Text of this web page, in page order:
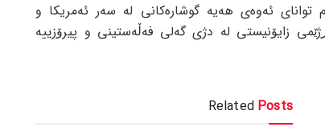
ئەوەی هەیە گوشارەکانی لە سەر ئەمریکا و
زایۆنیستی لە دژی گەلی فەڵەستینی و پیرۆزییە
Related Posts